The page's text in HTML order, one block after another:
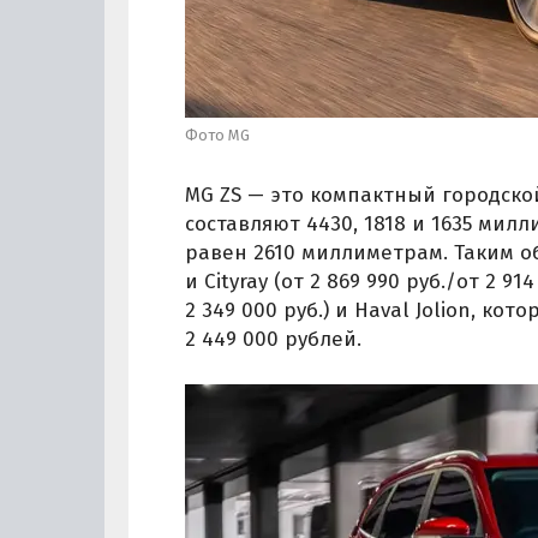
Фото MG
MG ZS — это компактный
составляют 4430, 1818 и 1635
равен 2610 миллиметрам. Таким
и Cityray (от 2 869 990 руб./от 2
2 349 000 руб.) и Haval Jolion,
2 449 000 рублей.